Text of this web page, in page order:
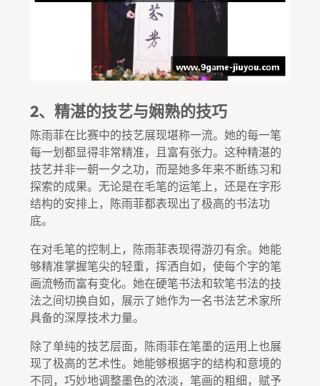
2、精湛的技艺与娴熟的技巧
陈雨菲在比赛中的技艺展现堪称一流。她的每一笔
每一划都显得非常精准，且富有张力。这种精湛的
技艺并非一朝一夕之功，而是她多年来不断练习和
探索的成果。无论是在毛笔的运笔上，还是在字形
结构的安排上，陈雨菲都表现出了极高的书法功
底。
在对毛笔的控制上，陈雨菲表现得游刃有余。她能
够精准掌握笔尖的轻重，挥洒自如，使每个字的笔
画流畅而富有变化。她在硬笔书法和软笔书法的技
法之间切换自如，展示了她作为一名书法艺术家所
具备的深厚技术力量。
除了单纯的技艺层面，陈雨菲在笔墨的运用上也展
现了极高的艺术性。她能够根据字的结构和意境的
不同，巧妙地调整墨色的浓淡，笔画的粗细，赋予